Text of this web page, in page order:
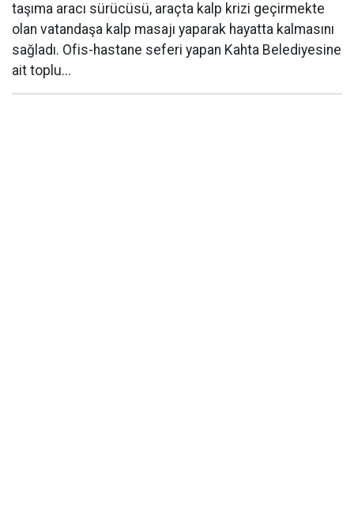
taşıma aracı sürücüsü, araçta kalp krizi geçirmekte
olan vatandaşa kalp masajı yaparak hayatta kalmasını
sağladı. Ofis-hastane seferi yapan Kahta Belediyesine
ait toplu...